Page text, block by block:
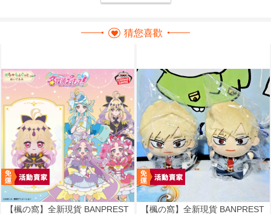
猜您喜歡
【楓の窩】全新現貨 BANPREST
【楓の窩】全新現貨 BANPREST